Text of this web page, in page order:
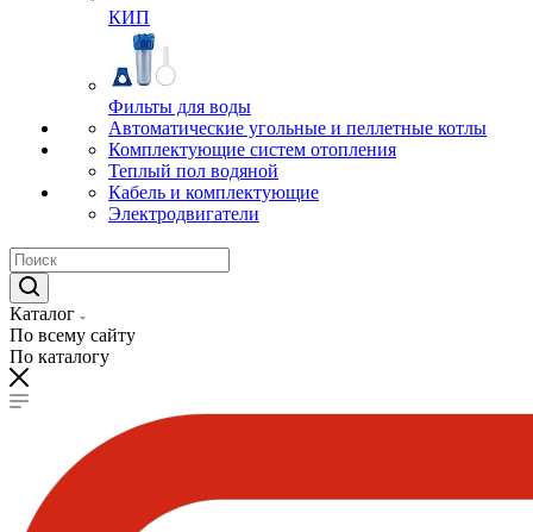
КИП
Фильты для воды
Автоматические угольные и пеллетные котлы
Комплектующие систем отопления
Теплый пол водяной
Кабель и комплектующие
Электродвигатели
Каталог
По всему сайту
По каталогу